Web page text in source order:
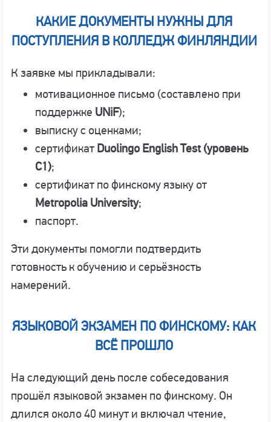
КАКИЕ ДОКУМЕНТЫ НУЖНЫ ДЛЯ
ПОСТУПЛЕНИЯ В КОЛЛЕДЖ ФИНЛЯНДИИ
К заявке мы прикладывали:
мотивационное письмо (составлено при
поддержке UNiF);
выписку с оценками;
сертификат Duolingo English Test (уровень
C1);
сертификат по финскому языку от
Metropolia University;
паспорт.
Эти документы помогли подтвердить
готовность к обучению и серьёзность
намерений.
ЯЗЫКОВОЙ ЭКЗАМЕН ПО ФИНСКОМУ: КАК
ВСЁ ПРОШЛО
На следующий день после собеседования
прошёл языковой экзамен по финскому. Он
длился около 40 минут и включал чтение,